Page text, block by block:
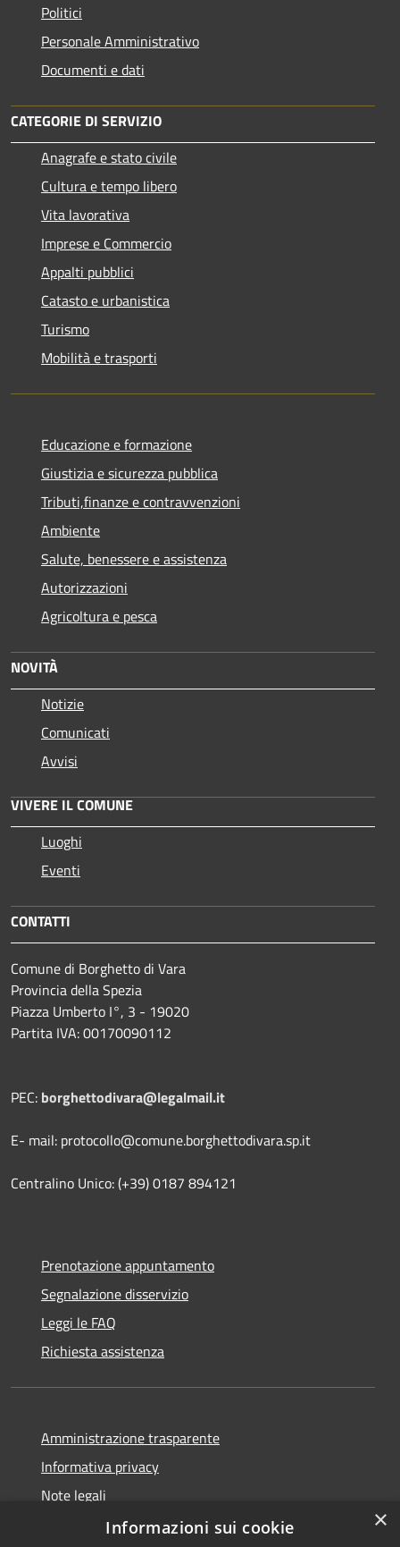
Politici
Personale Amministrativo
Documenti e dati
CATEGORIE DI SERVIZIO
Anagrafe e stato civile
Cultura e tempo libero
Vita lavorativa
Imprese e Commercio
Appalti pubblici
Catasto e urbanistica
Turismo
Mobilità e trasporti
Educazione e formazione
Giustizia e sicurezza pubblica
Tributi,finanze e contravvenzioni
Ambiente
Salute, benessere e assistenza
Autorizzazioni
Agricoltura e pesca
NOVITÀ
Notizie
Comunicati
Avvisi
VIVERE IL COMUNE
Luoghi
Eventi
CONTATTI
Comune di Borghetto di Vara
Provincia della Spezia
Piazza Umberto I°, 3 - 19020
Partita IVA: 00170090112
PEC: borghettodivara@legalmail.it
E- mail: protocollo@comune.borghettodivara.sp.it
Centralino Unico: (+39) 0187 894121
Prenotazione appuntamento
Segnalazione disservizio
Leggi le FAQ
Richiesta assistenza
Amministrazione trasparente
Informativa privacy
Note legali
Dichiarazione di accessibilità
×
Informazioni sui cookie